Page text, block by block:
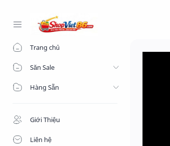
Trang chủ
Săn Sale
Hàng Sẵn
Giới Thiệu
Liên hệ